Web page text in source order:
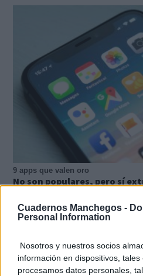
Cuadernos Manchegos -
Personal Information
Nosotros y nuestros socios
información en dispositivos,
procesamos datos personales,
9 apps que valen oro
No son populares, pero sí